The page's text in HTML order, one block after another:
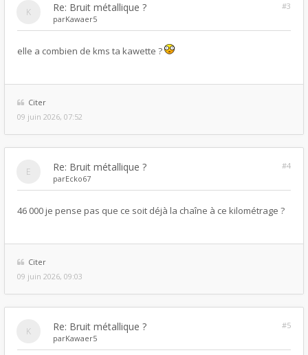
Re: Bruit métallique ?
#3
parKawaer5
elle a combien de kms ta kawette ?
Citer
09 juin 2026, 07:52
Re: Bruit métallique ?
#4
parEcko67
46 000 je pense pas que ce soit déjà la chaîne à ce kilométrage ?
Citer
09 juin 2026, 09:03
Re: Bruit métallique ?
#5
parKawaer5